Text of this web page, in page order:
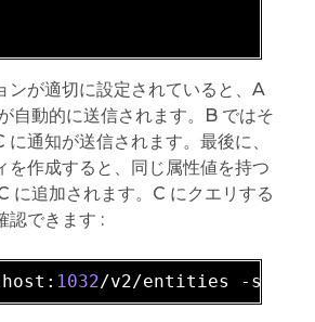
ンが適切に設定されていると、A
自動的に送信されます。B ではそ
通知が送信されます。最後に、
を作成すると、同じ属性値を持つ
に追加されます。C にクエリする
認できます :
1032/v2/entities -s -S